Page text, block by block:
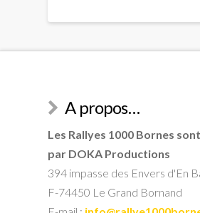
A propos…
Les Rallyes 1000 Bornes
par DOKA Productions
394 impasse des Envers d'En
F-74450 Le Grand Bornand